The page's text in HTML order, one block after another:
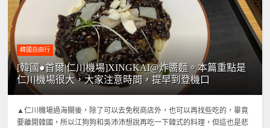
韓國自由行
[韓國●首爾|仁川機場]XINGKAI@炸醬麵。本篇重點是
仁川機場很大，大家注意時間，提早到登機口
▲仁川機場過海關後，除了可以去免稅商店外，也可以再找些吃的，畢竟
要離開韓國，所以江狗狗和吳沛沛想說再吃一下韓式的料理，但這也是悲